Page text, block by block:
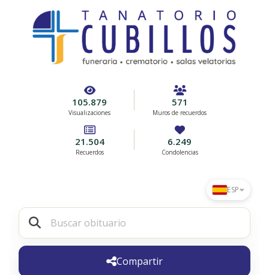
105.879
Visualizaciones
571
Muros de recuerdos
21.504
Recuerdos
6.249
Condolencias
ESP
Compartir